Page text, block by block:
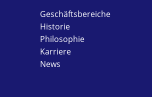
Geschäftsbereiche
Historie
Philosophie
Karriere
News